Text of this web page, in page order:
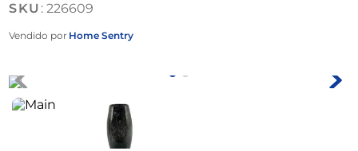
:226609
Vendido por Home Sentry